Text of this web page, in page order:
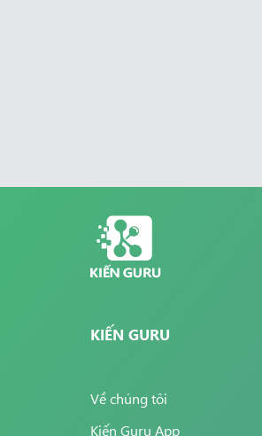
KIẾN GURU
Về chúng tôi
Kiến Guru App